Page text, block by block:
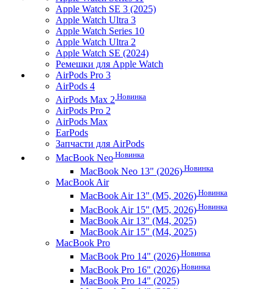
Apple Watch SE 3 (2025)
Apple Watch Ultra 3
Apple Watch Series 10
Apple Watch Ultra 2
Apple Watch SE (2024)
Ремешки для Apple Watch
AirPods Pro 3
AirPods 4
AirPods Max 2 Новинка
AirPods Pro 2
AirPods Max
EarPods
Запчасти для AirPods
MacBook Neo Новинка
MacBook Neo 13" (2026) Новинка
MacBook Air
MacBook Air 13" (M5, 2026) Новинка
MacBook Air 15" (M5, 2026) Новинка
MacBook Air 13" (M4, 2025)
MacBook Air 15" (M4, 2025)
MacBook Pro
MacBook Pro 14" (2026) Новинка
MacBook Pro 16" (2026) Новинка
MacBook Pro 14" (2025)